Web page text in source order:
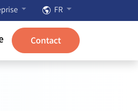
FR
Contact